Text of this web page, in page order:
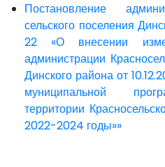
Постановление
сельского поселения
22 «О внесении
администрации
Динского района от
муниципальной
территории
2022-2024 годы»»